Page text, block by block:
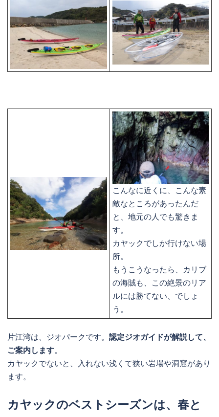
こんなに近くに、こんな素
敵なところがあったんだ
と、地元の人でも驚きま
す。
カヤックでしか行けない場
所。
もうこうなったら、カリブ
の海賊も、この絶景のリア
ルには勝てない、でしょ
う。
片江湾は、ジオパークです。 認定ジオガイドが解説して、
ご案内します。
カヤックでないと、入れない浅くて狭い岩場や洞窟があり
ます。
カヤックのベストシーズンは、春と